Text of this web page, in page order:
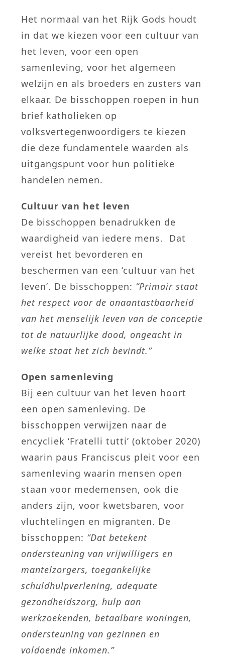
Het normaal van het Rijk Gods houdt
in dat we kiezen voor een cultuur van
het leven, voor een open
samenleving, voor het algemeen
welzijn en als broeders en zusters van
elkaar. De bisschoppen roepen in hun
brief katholieken op
volksvertegenwoordigers te kiezen
die deze fundamentele waarden als
uitgangspunt voor hun politieke
handelen nemen.
Cultuur van het leven
De bisschoppen benadrukken de
waardigheid van iedere mens. Dat
vereist het bevorderen en
beschermen van een ‘cultuur van het
leven’. De bisschoppen: “Primair staat
het respect voor de onaantastbaarheid
van het menselijk leven van de conceptie
tot de natuurlijke dood, ongeacht in
welke staat het zich bevindt.”
Open samenleving
Bij een cultuur van het leven hoort
een open samenleving. De
bisschoppen verwijzen naar de
encycliek ‘Fratelli tutti’ (oktober 2020)
waarin paus Franciscus pleit voor een
samenleving waarin mensen open
staan voor medemensen, ook die
anders zijn, voor kwetsbaren, voor
vluchtelingen en migranten. De
bisschoppen: “Dat betekent
ondersteuning van vrijwilligers en
mantelzorgers, toegankelijke
schuldhulpverlening, adequate
gezondheidszorg, hulp aan
werkzoekenden, betaalbare woningen,
ondersteuning van gezinnen en
voldoende inkomen.”